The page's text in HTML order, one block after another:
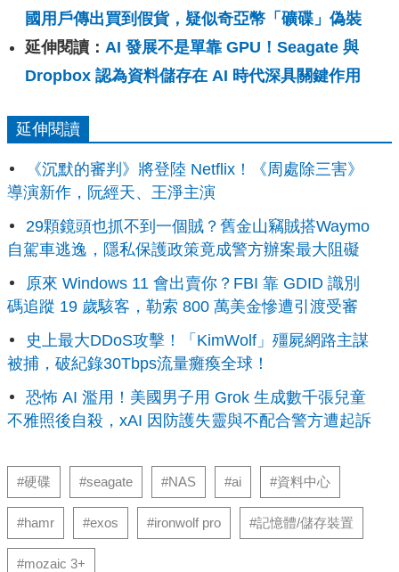
國用戶傳出買到假貨，疑似奇亞幣「礦碟」偽裝
延伸閱讀： AI 發展不是單靠 GPU！Seagate 與
Dropbox 認為資料儲存在 AI 時代深具關鍵作用
延伸閱讀
《沉默的審判》將登陸 Netflix！《周處除三害》
導演新作，阮經天、王淨主演
29顆鏡頭也抓不到一個賊？舊金山竊賊搭Waymo
自駕車逃逸，隱私保護政策竟成警方辦案最大阻礙
原來 Windows 11 會出賣你？FBI 靠 GDID 識別
碼追蹤 19 歲駭客，勒索 800 萬美金慘遭引渡受審
史上最大DDoS攻擊！「KimWolf」殭屍網路主謀
被捕，破紀錄30Tbps流量癱瘓全球！
恐怖 AI 濫用！美國男子用 Grok 生成數千張兒童
不雅照後自殺，xAI 因防護失靈與不配合警方遭起訴
#硬碟 #seagate #NAS #ai #資料中心
#hamr #exos #ironwolf pro #記憶體/儲存裝置
#mozaic 3+